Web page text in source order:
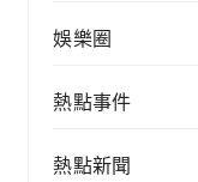
娛樂圈
熱點事件
熱點新聞